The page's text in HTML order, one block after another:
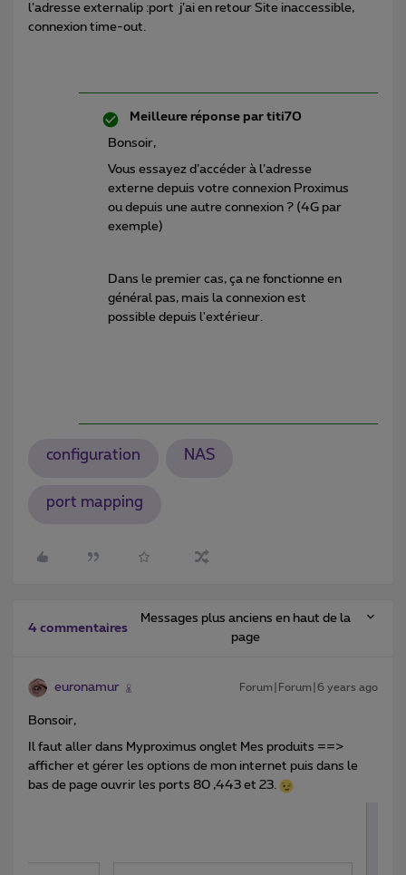
l’adresse externalip :port j’ai en retour Site inaccessible,
connexion time-out.
Meilleure réponse par titi70
Bonsoir,
Vous essayez d’accéder à l’adresse
externe depuis votre connexion Proximus
ou depuis une autre connexion ? (4G par
exemple)
Dans le premier cas, ça ne fonctionne en
général pas, mais la connexion est
possible depuis l'extérieur.
configuration NAS
port mapping
4 commentaires
Messages plus anciens en haut de la
page
euronamur Forum|Forum|6 years ago
Bonsoir,
Il faut aller dans Myproximus onglet Mes produits ==>
afficher et gérer les options de mon internet puis dans le
bas de page ouvrir les ports 80 ,443 et 23.